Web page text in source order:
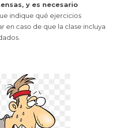
y es necesario
indique qué ejercicios
en caso de que la clase incluya